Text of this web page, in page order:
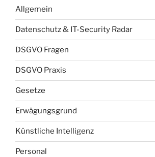
Allgemein
Datenschutz & IT-Security Radar
DSGVO Fragen
DSGVO Praxis
Gesetze
Erwägungsgrund
Künstliche Intelligenz
Personal